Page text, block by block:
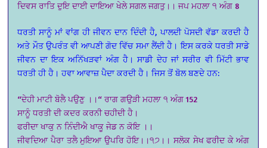
ਦਿਵਸ ਰਾਤਿ ਦੁਇ ਦਾਈ ਦਾਇਆ ਖੇਲੇ ਸਗਲ ਜਗਤੁ।। ਜਪ ਮਹਲਾ ੧ ਅੰਗ 8
ਧਰਤੀ ਸਾਨੂੰ ਮਾਂ ਵਾਂਗ ਹੀ ਜੀਵਨ ਦਾਨ ਦਿੰਦੀ ਹੈ, ਪਾਲਦੀ ਪੋਸਦੀ ਵੱਡਾ ਕਰਦੀ ਹੈ
ਅਤੇ ਮੌਤ ਉਪਰੰਤ ਵੀ ਆਪਣੀ ਗੋਦ ਵਿੱਚ ਸਮਾ ਲੈਂਦੀ ਹੈ। ਇਸ ਕਰਕੇ ਧਰਤੀ ਸਾਡੇ
ਜੀਵਨ ਦਾ ਇਕ ਅਨਿੱਖੜਵਾਂ ਅੰਗ ਹੈ। ਸਾਡੀ ਦੇਹ ਜਾਂ ਸਰੀਰ ਵੀ ਮਿੱਟੀ ਭਾਵ
ਧਰਤੀ ਹੀ ਹੈ। ਹਵਾ ਆਵਾਜ਼ ਪੈਦਾ ਕਰਦੀ ਹੈ। ਜਿਸ ਤੋਂ ਬੋਲ ਬਣਦੇ ਹਨ:
“ਦੇਹੀ ਮਾਟੀ ਬੋਲੈ ਪਉਣੁ ।।“ ਰਾਗ ਗਉੜੀ ਮਹਲਾ ੧ ਅੰਗ 152
ਸਾਨੂੰ ਧਰਤੀ ਦੀ ਕਦਰ ਕਰਨੀ ਚਹੀਦੀ ਹੈ।
ਫਰੀਦਾ ਖਾਕੁ ਨ ਨਿੰਦੀਐ ਖਾਕੂ ਜੇਡ ਨ ਕੋਇ ।।
ਜੀਵਦਿਆ ਪੈਰਾ ਤਲੈ ਮੁਇਆ ਉਪਰਿ ਹੋਇ।।੧੭।। ਸਲੋਕ ਸੇਖ ਫਰੀਦ ਕੇ ਅੰਗ